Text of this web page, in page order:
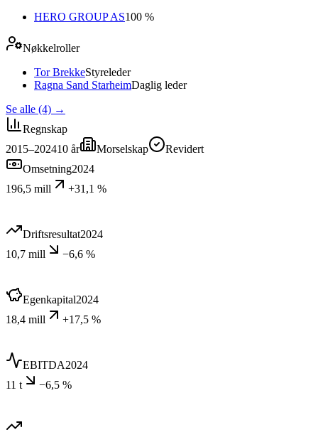
HERO GROUP AS100 %
Nøkkelroller
Tor BrekkeStyreleder
Ragna Sand StarheimDaglig leder
Se alle (4) →
Regnskap
2015–202410 år Morselskap
Revidert
Omsetning2024
196,5 mill
+31,1 %
Driftsresultat2024
10,7 mill
−6,6 %
Egenkapital2024
18,4 mill
+17,5 %
EBITDA2024
11 t
−6,5 %